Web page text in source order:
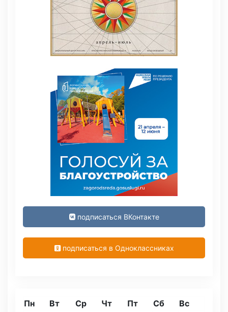
подписаться ВКонтакте
подписаться в Одноклассниках
Пн Вт Ср Чт Пт Сб Вс